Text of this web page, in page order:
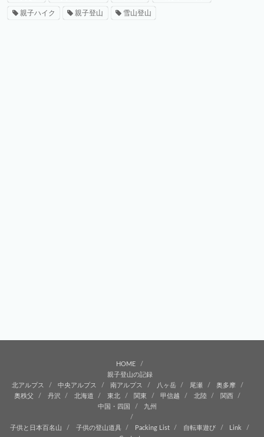
親子ハイク 親子登山 雪山登山
HOME
親子登山の記録
北アルプス
中央アルプス 南アルプス 八ヶ岳 尾瀬
奥多摩
奥秩父
丹沢 北海道 東北 関東 甲信越 北陸
関西
中国・四国
九州
子供と日本百名山 子供の登山道具 Packing List 自転車遊び
Link